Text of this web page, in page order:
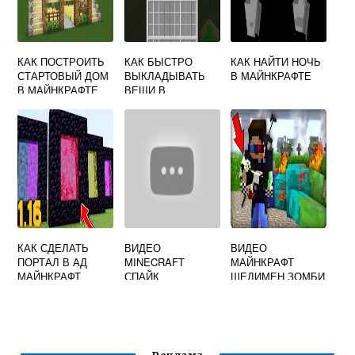
КАК ПОСТРОИТЬ
СТАРТОВЫЙ ДОМ
В МАЙНКРАФТЕ
КАК БЫСТРО
ВЫКЛАДЫВАТЬ
ВЕЩИ В
КАК НАЙТИ НОЧЬ
В МАЙНКРАФТЕ
КАК СДЕЛАТЬ
ПОРТАЛ В АД
МАЙНКРАФТ
ВИДЕО
MINECRAFT
СПАЙК
ВИДЕО
МАЙНКРАФТ
ШЕДИМЕН ЗОМБИ